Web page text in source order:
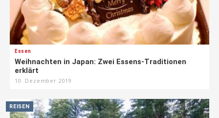
Essen
Weihnachten in Japan: Zwei Essens-Traditionen
erklärt
10. Dezember 2019
REISEN